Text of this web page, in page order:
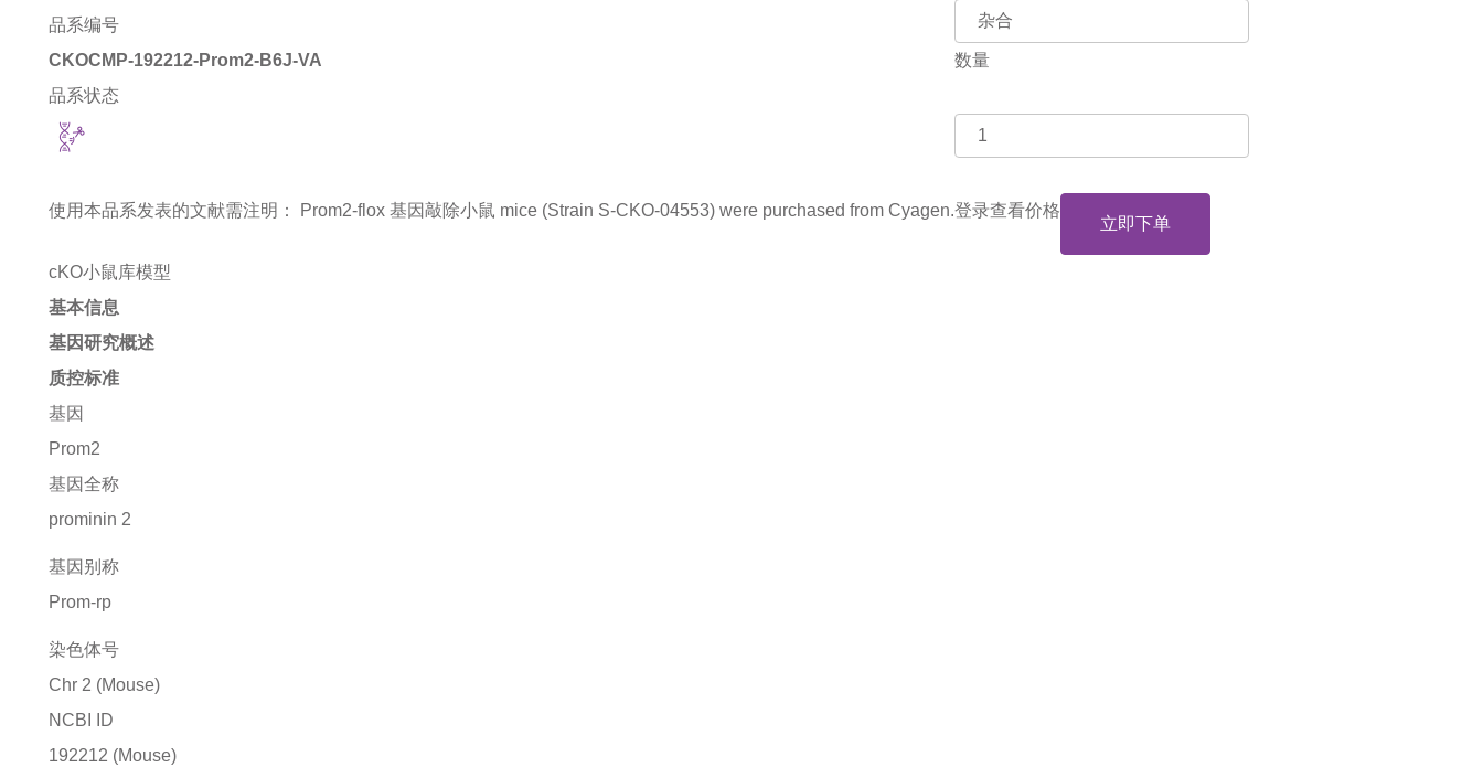
品系编号
CKOCMP-192212-Prom2-B6J-VA
品系状态
使用本品系发表的文献需注明： Prom2-flox 基因敲除小鼠 mice (Strain S-CKO-04553) were purchased from Cyagen.
数量
登录查看价格
立即下单
cKO小鼠库模型
基本信息
基因研究概述
质控标准
基因
Prom2
基因全称
prominin 2
基因别称
Prom-rp
染色体号
Chr 2 (Mouse)
NCBI ID
192212 (Mouse)